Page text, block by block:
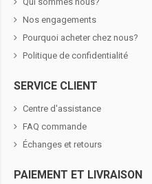
Nos engagements
Pourquoi acheter chez nous?
Politique de confidentialité
SERVICE CLIENT
Centre d'assistance
FAQ commande
Échanges et retours
PAIEMENT ET LIVRAISON